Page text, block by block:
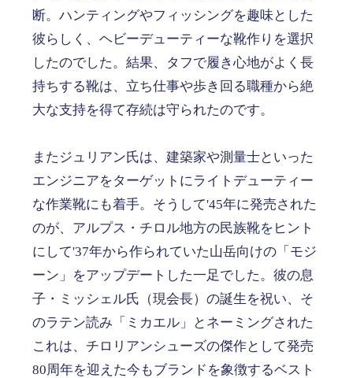
断。ハンティングやフィッシングを趣味とした
彼らしく、ヘビーデューティーな靴作りを選択
したのでした。結果、タフで履き心地がよく長
持ちする靴は、立ち仕事や歩き回る職種から絶
大な支持を得て存続は守られたのです。
またジュリアン氏は、建築家や測量士といった
エンジニアをターゲットにライトデューティー
な作業靴にも着手。そうして'45年に発売された
のが、アルプス・チロル地方の民族靴をヒント
にして'37年から作られていた山岳向けの「モジ
ーン」をアップデートした一足でした。彼の息
子・ミッシェル氏（現会長）の誕生を祝い、そ
のラテン読み「ミカエル」とネーミングされた
これは、チロリアンシューズの傑作として発売
80周年を迎えた今もブランドを象徴するベスト